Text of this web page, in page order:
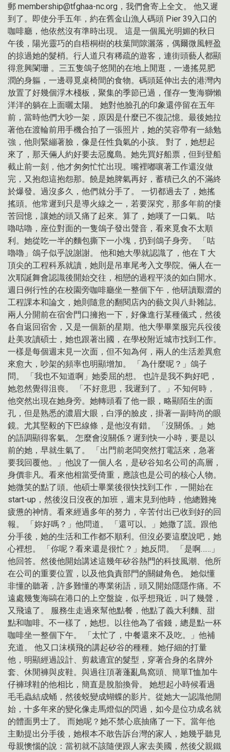
郵 membership@tfghaa-nc.org，我們會寄上全文。 他又遲
到了。即使分手五年，約在舊金山漁人碼頭 Pier 39入口的
咖啡廳，他依然沒有準時出現。 這是一個風光明媚的秋日
午後，陽光靈巧的自梧桐樹的枝葉間隙灑落，偶爾微風輕盈
的掠過她的髮梢。行人道只有稀疏的遊客，連街頭藝人都顯
得意興闌珊 。三五隻鴿子悠閒的在地上閒逛，一邊搖晃肥
潤的身軀，一邊尋覓桌椅間的食物。碼頭延伸出去的港灣內
放置了好幾個浮木棧板，聚集的季節已過，僅存一隻海獅懶
洋洋的躺在上面曬太陽。 她對他臉孔的印象還停留在五年
前，當時他們大吵一架，原因是什麼已不復記憶。最後她拉
著他在渡輪前用手機合拍了一張照片，她的笑容帶有一絲勉
強，他則緊繃著臉，像是任性負氣的小孩。 對了，她想起
來了，那天倆人約好要去惡魔島。她先買好船票，但到登船
截止前一刻，他才匆匆忙忙出現。嘴裡嘟嚷著工作還沒做
完，又抱怨這抱怨那。饒是她脾氣再好，蓄積已久的不滿終
於爆發。過沒多久，他們就分手了。 一切都過去了，她搖
搖頭。他常遲到只是導火線之一，若要深究，那多年前的悽
苦回憶，讓她的頭又痛了起來。算了，她嘆了一口氣。 咕
嚕咕嚕，座位對面的一隻鴿子發出聲音，看來覓食不太順
利。她從吃一半的麵包撕下一小塊，扔到鴿子身旁。 「咕
嚕嚕」鴿子似乎說謝謝。 他和她大學就認識了，他在 T 大
頂尖的工程科系就讀，她則是吊車尾考入文學院。倆人在一
次耶誕舞會認識後開始交往，相戀的過程平淡的如白開水。
週日例行性的在校園旁咖啡廳坐一整個下午，他研讀艱澀的
工程課本和論文，她則隨意的翻閱店內的藝文與八卦雜誌。
兩人分開前在宿舍門口擁抱一下，好像進行某種儀式，然後
各自返回宿舍，又是一個新的星期。他大學畢業服完兵役後
赴美攻讀碩士，她也跟著出國，在學校附近城市找到工作。
一樣是每個週末見一次面，但不知為何，兩人的生活差異愈
來愈大，吵架的頻率也明顯增加。 「為什麼呢？」鴿子
問。 「我也不知道啊」她委屈的想。 也許是我不夠好吧，
她忽然覺得沮喪。 「不好意思，我遲到了。」不知何時，
他突然出現在她身旁。她轉頭看了他一眼，略顯陌生的面
孔，但是熟悉的濃眉大眼，白淨的臉皮，掛著一副時尚的眼
鏡。尤其堅毅的下巴線條，是他沒有錯。 「沒關係。」她
的語調顯得客氣。 怎麼會沒關係？遲到快一小時，要是以
前的她，早就生氣了。 「出門前老闆突然打電話來，急著
要我回覆他。」他說了一個人名，是矽谷知名公司的高層，
身價非凡。看來他相當受倚重，應該也是公司的核心人物。
她微笑的點了頭。他碩士畢業後很快找到工作，一開始在
start-up，然後沒日沒夜的加班，週末見到他時，他總難掩
疲憊的神情。看來經過多年的努力，辛苦付出已收到好的回
報。 「妳好嗎？」他問道。 「還可以。」她撒了謊。跟他
分手後，她的生活和工作都不順利。但沒必要這麼說吧，她
心裡想。 「你呢？看來還是很忙？」她反問。 「是啊……」
他回答。然後他開始講述這幾年矽谷熱門的科技風潮、他所
在公司的重要位置，以及他負責部門的關鍵角色。 她似懂
非懂的聽著，許多難懂的專業術語，頭又開始隱隱作痛。不
遠處幾隻海鷗在港口的上空盤旋，似乎想飛近，叫了幾聲，
又飛遠了。 服務生走過來幫他點餐，他點了義大利麵、甜
點和咖啡。不一樣了，她想。以往他為了省錢，總是點一杯
咖啡坐一整個下午。 「太忙了，中餐還來不及吃。」他補
充道。 他又口沫橫飛的講起矽谷的種種。她仔細的打量
他，明顯經過設計、剪裁適宜的髮型，穿著合身的名牌外
套、休閒褲與皮鞋。與過往頂著蓬亂鳥窩頭、簡單T恤加牛
仔褲球鞋的他相比，簡直是脫胎換骨。 她想起小時候看過
毛毛蟲結成蛹，然後蜕變成蝴蝶的影片。從她大一認識他開
始，十多年來的變化像走馬燈似的閃過，如今是位功成名就
的體面男士了。 而她呢？她不禁心底抽痛了一下。當年他
主動提出分手後，她根本不敢告訴台灣的家人，她幾乎聽見
母親懊惱的說：當初就不該隨便跟人家去美國，然後父親鐵